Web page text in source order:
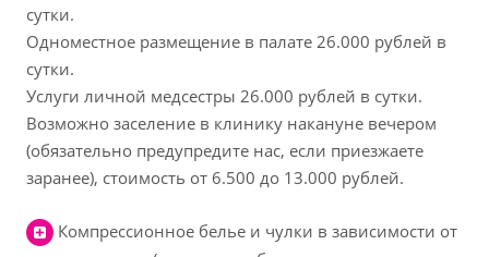
сутки.
Одноместное размещение в палате 26.000 рублей в
сутки.
Услуги личной медсестры 26.000 рублей в сутки.
Возможно заселение в клинику накануне вечером
(обязательно предупредите нас, если приезжаете
заранее), стоимость от 6.500 до 13.000 рублей.
Компрессионное белье и чулки в зависимости от